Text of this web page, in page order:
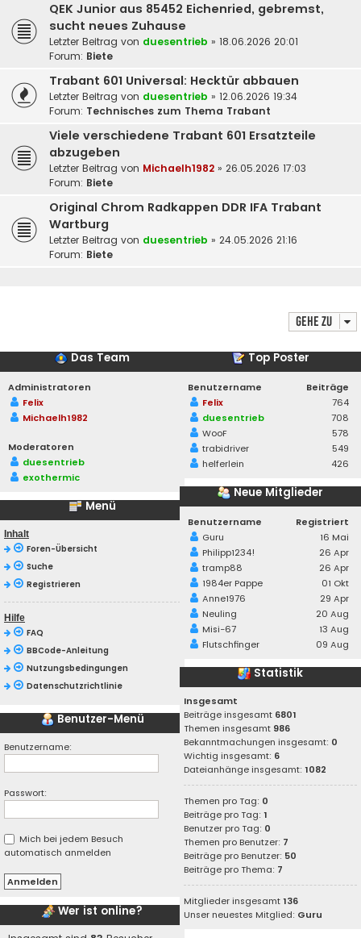
QEK Junior aus 85452 Eichenried, gebremst,
sucht neues Zuhause
Letzter Beitrag von duesentrieb » 18.06.2026 20:01
Forum: Biete
Trabant 601 Universal: Hecktür abbauen
Letzter Beitrag von duesentrieb » 12.06.2026 19:34
Forum: Technisches zum Thema Trabant
Viele verschiedene Trabant 601 Ersatzteile
abzugeben
Letzter Beitrag von Michaelh1982 » 26.05.2026 17:03
Forum: Biete
Original Chrom Radkappen DDR IFA Trabant
Wartburg
Letzter Beitrag von duesentrieb » 24.05.2026 21:16
Forum: Biete
Gehe zu
Das Team
Administratoren
Felix
Michaelh1982
Moderatoren
duesentrieb
exothermic
Menü
Inhalt
Foren-Übersicht
Suche
Registrieren
Hilfe
FAQ
BBCode-Anleitung
Nutzungsbedingungen
Datenschutzrichtlinie
Benutzer-Menü
Benutzername:
Passwort:
Mich bei jedem Besuch
automatisch anmelden
Wer ist online?
Top Poster
Benutzername
Beiträge
Felix
764
duesentrieb
708
WooF
578
trabidriver
549
helferlein
426
Neue Mitglieder
Benutzername
Registriert
Guru
16 Mai
Philipp1234!
26 Apr
tramp88
26 Apr
1984er Pappe
01 Okt
Anne1976
29 Apr
Neuling
20 Aug
Misi-67
13 Aug
Flutschfinger
09 Aug
Statistik
Insgesamt
Beiträge insgesamt 6801
Themen insgesamt 986
Bekanntmachungen insgesamt: 0
Wichtig insgesamt: 6
Dateianhänge insgesamt:1082
Themen pro Tag: 0
Beiträge pro Tag:1
Benutzer pro Tag: 0
Themen pro Benutzer: 7
Beiträge pro Benutzer: 50
Beiträge pro Thema: 7
Mitglieder insgesamt136
Unser neuestes Mitglied: Guru